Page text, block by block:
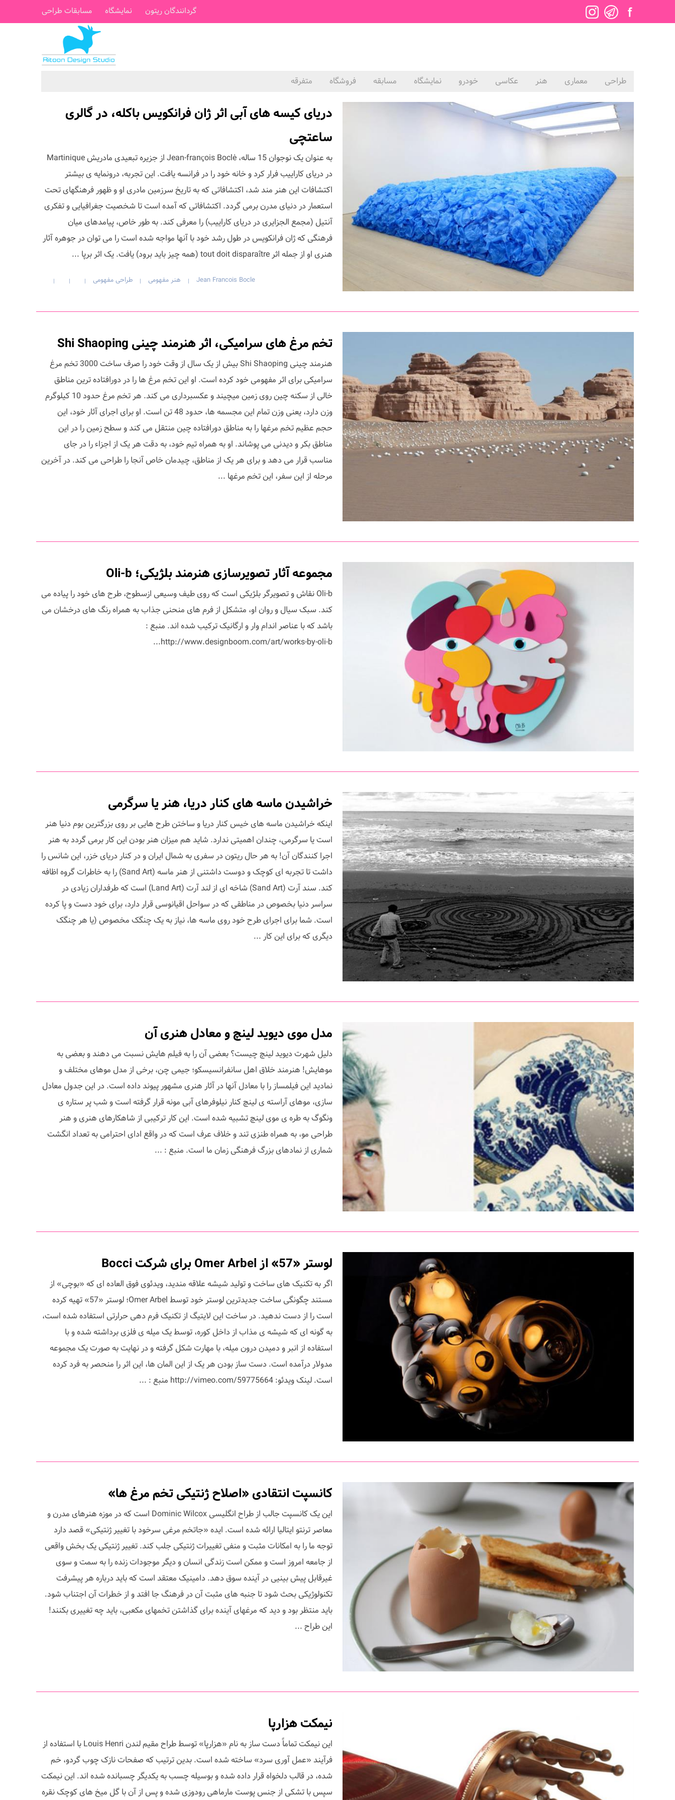
گردانندگان ریتون نمایشگاه مسابقات طراحی
طراحی معماری هنر عکاسی خودرو نمایشگاه مسابقه فروشگاه متفرقه
دریای کیسه های آبی اثر ژان فرانکویس باکله، در گالری
ساعتچی
به عنوان یک نوجوان 15 ساله، Jean-françois Boclé از جزیره تبعیدی مادریش Martinique
در دریای کاراییب فرار کرد و خانه خود را در فرانسه یافت. این تجربه، درونمایه ی بیشتر
اکتشافات این هنر مند شد، اکتشافاتی که به تاریخ سرزمین مادری او و ظهور فرهنگهای تحت
استعمار در دنیای مدرن برمی گردد. اکتشافاتی که آمده است تا شخصیت جغرافیایی و تفکری
آنتیل (مجمع الجزایری در دریای کاراییب) را معرفی کند. به طور خاص، پیامدهای میان
فرهنگی که ژان فرانکویس در طول رشد خود با آنها مواجه شده است را می توان در جوهره آثار
هنری او از جمله اثر tout doit disparaître (همه چیز باید برود) یافت. یک اثر برپا ...
Jean Francois Bocle
| هنر مفهومی | طراحی مفهومی |
|
|
تخم مرغ های سرامیکی، اثر هنرمند چینی Shi Shaoping
هنرمند چینی Shi Shaoping بیش از یک سال از وقت خود را صرف ساخت 3000 تخم مرغ
سرامیکی برای اثر مفهومی خود کرده است. او این تخم مرغ ها را در دورافتاده ترین مناطق
خالی از سکنه چین روی زمین میچیند و عکسبرداری می کند. هر تخم مرغ حدود 10 کیلوگرم
وزن دارد، یعنی وزن تمام این مجسمه ها، حدود 48 تن است. او برای اجرای آثار خود، این
حجم عظیم تخم مرغها را به مناطق دورافتاده چین منتقل می کند و سطح زمین را در این
مناطق بکر و دیدنی می پوشاند. او به همراه تیم خود، به دقت هر یک از اجزاء را در جای
مناسب قرار می دهد و برای هر یک از مناطق، چیدمان خاص آنجا را طراحی می کند. در آخرین
مرحله از این سفر، این تخم مرغها ...
مجموعه آثار تصویرسازی هنرمند بلژیکی؛ Oli-b
Oli-b نقاش و تصویرگر بلژیکی است که روی طیف وسیعی ازسطوح، طرح های خود را پیاده می
کند. سبک سیال و روان او، متشکل از فرم های منحنی جذاب به همراه رنگ های درخشان می
باشد که با عناصر اندام وار و ارگانیک ترکیب شده اند. منبع :
http://www.designboom.com/art/works-by-oli-b...
خراشیدن ماسه های کنار دریا، هنر یا سرگرمی
اینکه خراشیدن ماسه های خیس کنار دریا و ساختن طرح هایی بر روی بزرگترین بوم دنیا هنر
است یا سرگرمی، چندان اهمیتی ندارد. شاید هم میزان هنر بودن این کار برمی گردد به هنر
اجرا کنندگان آن! به هر حال ریتون در سفری به شمال ایران و در کنار دریای خزر، این شانس را
داشت تا تجربه ای کوچک و دوست داشتنی از هنر ماسه (Sand Art) را به خاطرات گروه اظافه
کند. سند آرت (Sand Art) شاخه ای از لند آرت (Land Art) است که طرفداران زیادی در
سراسر دنیا بخصوص در مناطقی که در سواحل اقیانوسی قرار دارد، برای خود دست و پا کرده
است. شما برای اجرای طرح خود روی ماسه ها، نیاز به یک چنگک مخصوص (یا هر چنگک
دیگری که برای این کار ...
مدل موی دیوید لینچ و معادل هنری آن
دلیل شهرت دیوید لینچ چیست؟ بعضی آن را به فیلم هایش نسبت می دهند و بعضی به
موهایش! هنرمند خلاق اهل سانفرانسیسکو؛ جیمی چن، برخی از مدل موهای مختلف و
نمادید این فیلمساز را با معادل آنها در آثار هنری مشهور پیوند داده است. در این جدول معادل
سازی، موهای آراسته ی لینچ کنار نیلوفرهای آبی مونه قرار گرفته است و شب پر ستاره ی
ونگوگ به طره ی موی لینچ تشبیه شده است. این کار ترکیبی از شاهکارهای هنری و هنر
طراحی مو، به همراه طنزی تند و خلاف عرف است که در واقع ادای احترامی به تعداد انگشت
شماری از نمادهای بزرگ فرهنگی زمان ما است. منبع : ...
لوستر «57» از Omer Arbel برای شرکت Bocci
اگر به تکنیک های ساخت و تولید شیشه علاقه مندید، ویدئوی فوق العاده ای که «بوچی» از
مستند چگونگی ساخت جدیدترین لوستر خود توسط Omer Arbel؛ لوستر «57» تهیه کرده
است را از دست ندهید. در ساخت این لایتیگ از تکنیک فرم دهی حرارتی استفاده شده است،
به گونه ای که شیشه ی مذاب از داخل کوره، توسط یک میله ی فلزی برداشته شده و با
استفاده از انبر و دمیدن درون میله، با مهارت شکل گرفته و در نهایت به صورت یک مجموعه
مدولار درآمده است. دست ساز بودن هر یک از این المان ها، این اثر را منحصر به فرد کرده
است. لینک ویدئو: http://vimeo.com/59775664 منبع : ...
کانسپت انتقادی «اصلاح ژنتیکی تخم مرغ ها»
این یک کانسپت جالب از طراح انگلیسی Dominic Wilcox است که در موزه هنرهای مدرن و
معاصر ترنتو ایتالیا ارائه شده است. ایده «جاتخم مرغی سرخود با تغییر ژنتیکی» قصد دارد
توجه ما را به امکانات مثبت و منفی تغییرات ژنتیکی جلب کند. تغییر ژنتیکی یک بخش واقعی
از جامعه امروز است و ممکن است زندگی انسان و دیگر موجودات زنده را به سمت و سوی
غیرقابل پیش بینیی در آینده سوق دهد. دامینیک معتقد است که باید درباره هر پیشرفت
تکنولوژیکی بحث شود تا جنبه های مثبت آن در فرهنگ جا افتد و از خطرات آن اجتناب شود.
باید منتظر بود و دید که مرغهای آینده برای گذاشتن تخمهای مکعبی، باید چه تغییری بکنند!
این طراح ...
نیمکت هزارپا
این نیمکت تماماً دست ساز به نام «هزارپا» توسط طراح مقیم لندن Louis Henri با استفاده از
فرآیند «عمل آوری سرد» ساخته شده است. بدین ترتیب که صفحات نازک چوب گردو، خم
شده، در قالب دلخواه قرار داده شده و بوسیله چسب به یکدیگر چسبانده شده اند. این نیمکت
سپس با تشکی از جنس پوست مارماهی رودوزی شده و پس از آن با گل میخ های کوچک نقره